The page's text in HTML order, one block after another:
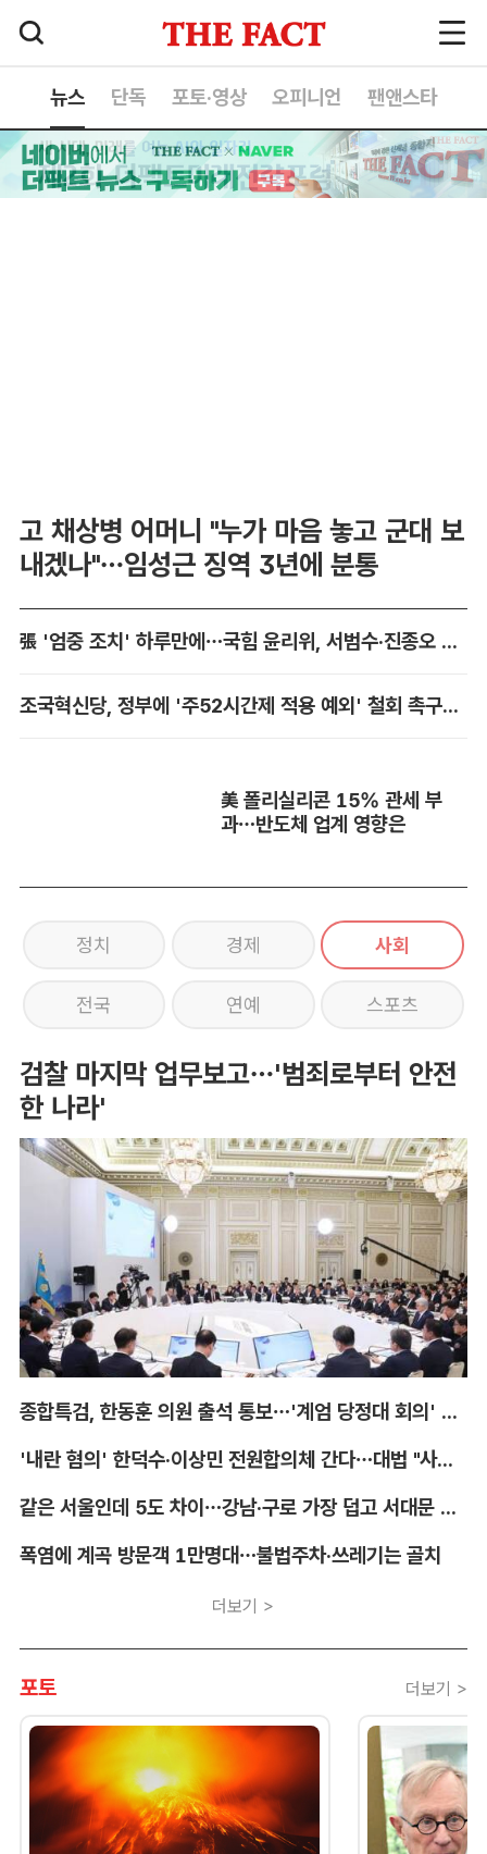
뉴스 단독 포토·영상 오피니언 팬앤스타
고 채상병 어머니 "누가 마음 놓고 군대 보
내겠나"…임성근 징역 3년에 분통
張 '엄중 조치' 하루만에…국힘 윤리위, 서범수·진종오 징계 착수
조국혁신당, 정부에 '주52시간제 적용 예외' 철회 촉구…"흥정 대상 아냐"
美 폴리실리콘 15% 관세 부
과…반도체 업계 영향은
정치 경제 사회
전국 연예 스포츠
검찰 마지막 업무보고…'범죄로부터 안전
한 나라'
종합특검, 한동훈 의원 출석 통보…'계엄 당정대 회의' 참고인
'내란 혐의' 한덕수·이상민 전원합의체 간다…대법 "사법적 평가 필요"
같은 서울인데 5도 차이…강남·구로 가장 덥고 서대문 낮다
폭염에 계곡 방문객 1만명대…불법주차·쓰레기는 골치
더보기 >
포토 더보기 >